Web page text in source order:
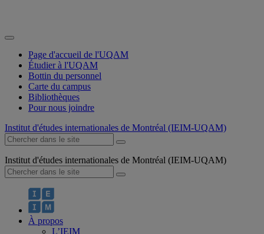
Page d'accueil de l'UQAM
Étudier à l'UQAM
Bottin du personnel
Carte du campus
Bibliothèques
Pour nous joindre
Institut d'études internationales de Montréal (IEIM-UQAM)
Institut d'études internationales de Montréal (IEIM-UQAM)
À propos
L’IEIM